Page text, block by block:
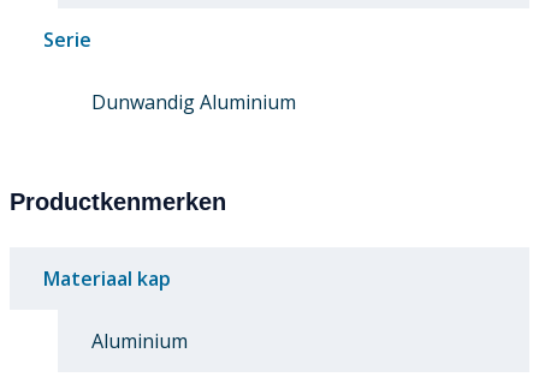
Serie
Dunwandig Aluminium
Productkenmerken
Materiaal kap
Aluminium